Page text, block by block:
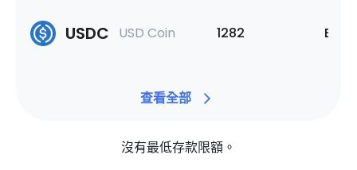
USDC USD Coin 1282
查看全部
沒有最低存款限額。